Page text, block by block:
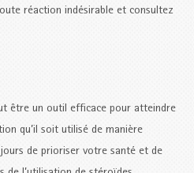
réaction indésirable et consultez
être un outil efficace pour atteindre
qu’il soit utilisé de manière
de prioriser votre santé et de